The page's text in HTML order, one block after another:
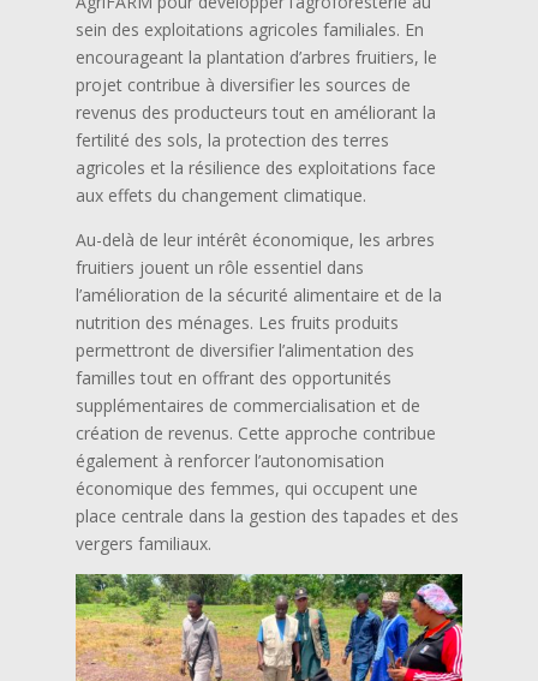
sein des exploitations agricoles familiales. En
encourageant la plantation d’arbres fruitiers, le
projet contribue à diversifier les sources de
revenus des producteurs tout en améliorant la
fertilité des sols, la protection des terres
agricoles et la résilience des exploitations face
aux effets du changement climatique.
Au-delà de leur intérêt économique, les arbres
fruitiers jouent un rôle essentiel dans
l’amélioration de la sécurité alimentaire et de la
nutrition des ménages. Les fruits produits
permettront de diversifier l’alimentation des
familles tout en offrant des opportunités
supplémentaires de commercialisation et de
création de revenus. Cette approche contribue
également à renforcer l’autonomisation
économique des femmes, qui occupent une
place centrale dans la gestion des tapades et des
vergers familiaux.